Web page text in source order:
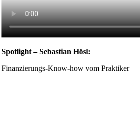
Spotlight – Sebastian Hösl:
Finanzierungs-Know-how vom Praktiker